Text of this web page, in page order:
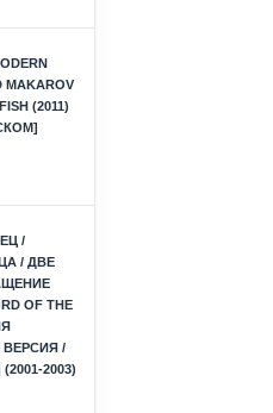
MAKAROV
(2011)
/
/ ДВЕ
OF THE
/
2003)